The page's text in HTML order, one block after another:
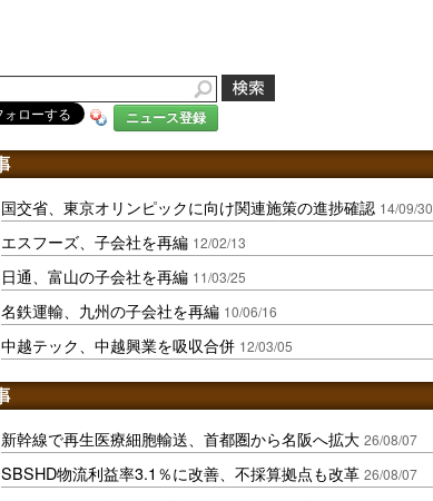
ニュース登録
国交省、東京オリンピックに向け関連施策の進捗確認 14/09/30
エスフーズ、子会社を再編 12/02/13
日通、富山の子会社を再編 11/03/25
名鉄運輸、九州の子会社を再編 10/06/16
中越テック、中越興業を吸収合併 12/03/05
新幹線で再生医療細胞輸送、首都圏から名阪へ拡大 26/08/07
SBSHD物流利益率3.1％に改善、不採算拠点も改革 26/08/07